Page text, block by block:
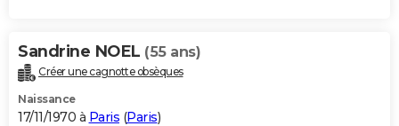
Sandrine NOEL (55 ans)
Créer une cagnotte obsèques
Naissance
17/11/1970 à Paris (Paris)